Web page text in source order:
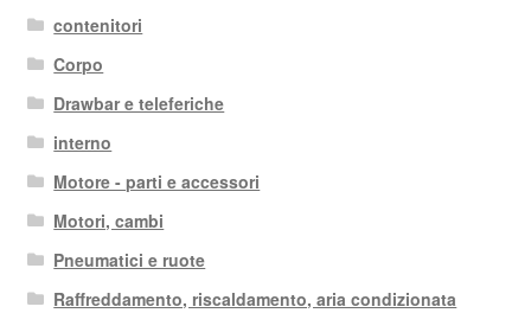
contenitori
Corpo
Drawbar e teleferiche
interno
Motore - parti e accessori
Motori, cambi
Pneumatici e ruote
Raffreddamento, riscaldamento, aria condizionata